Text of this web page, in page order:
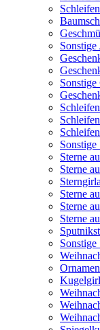
Sterne
Sterne
Sterne
Sterne
Sterne